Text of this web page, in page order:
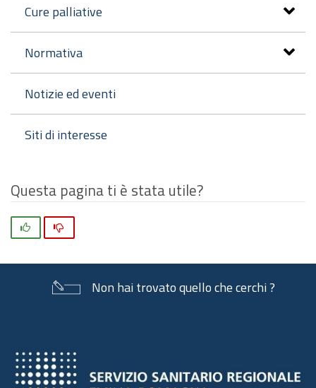
Cure palliative
Normativa
Notizie ed eventi
Siti di interesse
Questa pagina ti è stata utile?
Non hai trovato quello che cerchi ?